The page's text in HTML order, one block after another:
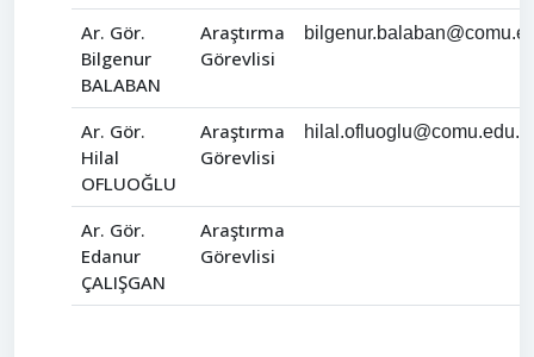
Ar. Gör.
Bilgenur
BALABAN
Araştırma
Görevlisi
Ar. Gör.
Hilal
OFLUOĞLU
Araştırma
Görevlisi
hilal.ofluoglu@comu.edu.tr
Ar. Gör.
Edanur
ÇALIŞGAN
Araştırma
Görevlisi